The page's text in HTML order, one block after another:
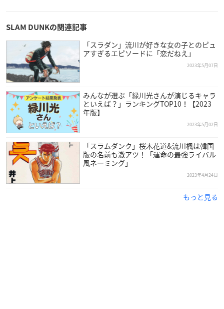
SLAM DUNKの関連記事
「スラダン」流川が好きな女の子とのピュ
アすぎるエピソードに「恋だねえ」
2023年5月07日
みんなが選ぶ「緑川光さんが演じるキャラ
といえば？」ランキングTOP10！【2023
年版】
2023年5月02日
「スラムダンク」桜木花道&流川楓は韓国
版の名前も激アツ！「運命の最強ライバル
風ネーミング」
2023年4月24日
もっと見る